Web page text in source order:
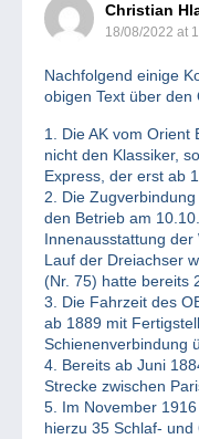
Christian
18/08/2022 at
Nachfolgend einige
obigen Text über den
1. Die AK vom Orient
nicht den Klassiker,
Express, der erst ab
2. Die Zugverbindung
den Betrieb am
Innenausstattung
Lauf der Dreiachser
(Nr. 75) hatte bereits
3. Die Fahrzeit des
ab 1889 mit
Schienenverbindung
4. Bereits ab Juni
Strecke zwischen
5. Im November
hierzu 35 Schlaf-